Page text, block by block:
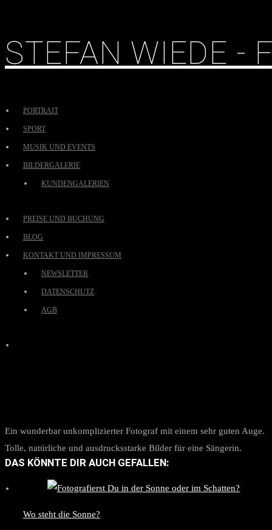
STEFAN WIEDE -
PORTRAIT
SPORT
MUSIK UND EVENTS
BILDERGALERIE
KUNDENGALERIEN
PREISE UND BUCHUNG
BLOG
KONTAKT UND IMPRESSUM
NEWSLETTER
DATENSCHUTZ
AGB
Ein wunderbar unkomplizierter Fotograf mit einem sehr guten Auge.
Tolle, natürliche und ausdrucksstarke Bilder für eine Sängerin.
DAS KÖNNTE DIR AUCH GEFALLEN:
Wo steht die Sonne?